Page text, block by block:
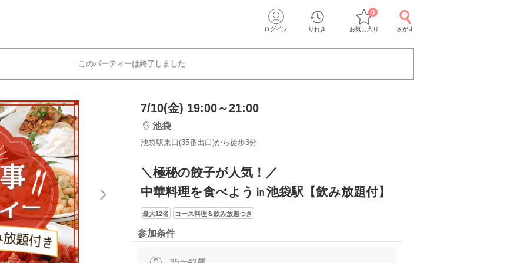
ログイン りれき お気に入り
0
さがす
このパーティーは終了しました
7/10(金) 19:00～21:00
池袋
池袋駅東口(35番出口)から徒歩3分
＼極秘の餃子が人気！／
中華料理を食べよう㏌池袋駅【飲み放題付】
最大12名 コース料理＆飲み放題つき
参加条件